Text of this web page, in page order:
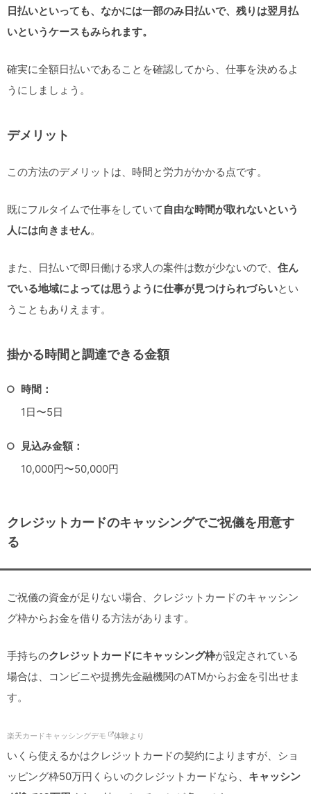
日払いといっても、なかには一部のみ日払いで、残りは翌月払
いというケースもみられます。
確実に全額日払いであることを確認してから、仕事を決めるよ
うにしましょう。
デメリット
この方法のデメリットは、時間と労力がかかる点です。
既にフルタイムで仕事をしていて 自由な時間が取れないという
人には向きません。
また、日払いで即日働ける求人の案件は数が少ないので、 住ん
でいる地域によっては思うように仕事が見つけられづらいとい
うこともありえます。
掛かる時間と調達できる金額
時間：
1日〜5日
見込み金額：
10,000円〜50,000円
クレジットカードのキャッシングでご祝儀を用意す
る
ご祝儀の資金が足りない場合、クレジットカードのキャッシン
グ枠からお金を借りる方法があります。
手持ちのクレジットカードにキャッシング枠が設定されている
場合は、コンビニや提携先金融機関のATMからお金を引出せま
す。
楽天カードキャッシングデモ 体験より
いくら使えるかはクレジットカードの契約によりますが、ショ
ッピング枠50万円くらいのクレジットカードなら、 キャッシン